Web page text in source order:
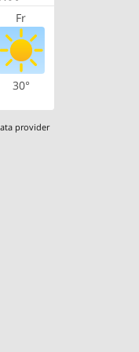
Fr
30°
provider